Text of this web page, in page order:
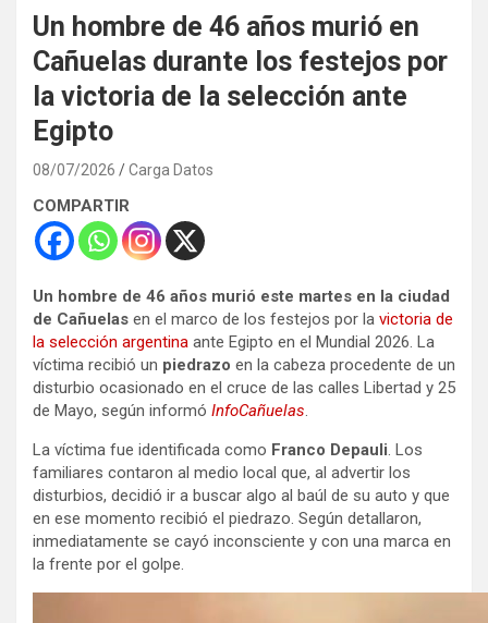
Un hombre de 46 años murió en
Cañuelas durante los festejos por
la victoria de la selección ante
Egipto
08/07/2026 Carga Datos
COMPARTIR
Un hombre de 46 años murió este martes en la ciudad
de Cañuelas en el marco de los festejos por la victoria de
la selección argentina ante Egipto en el Mundial 2026. La
víctima recibió un piedrazo en la cabeza procedente de un
disturbio ocasionado en el cruce de las calles Libertad y 25
de Mayo, según informó InfoCañuelas
La víctima fue identificada como Franco Depauli . Los
familiares contaron al medio local que, al advertir los
disturbios, decidió ir a buscar algo al baúl de su auto y que
en ese momento recibió el piedrazo. Según detallaron,
inmediatamente se cayó inconsciente y con una marca en
la frente por el golpe.